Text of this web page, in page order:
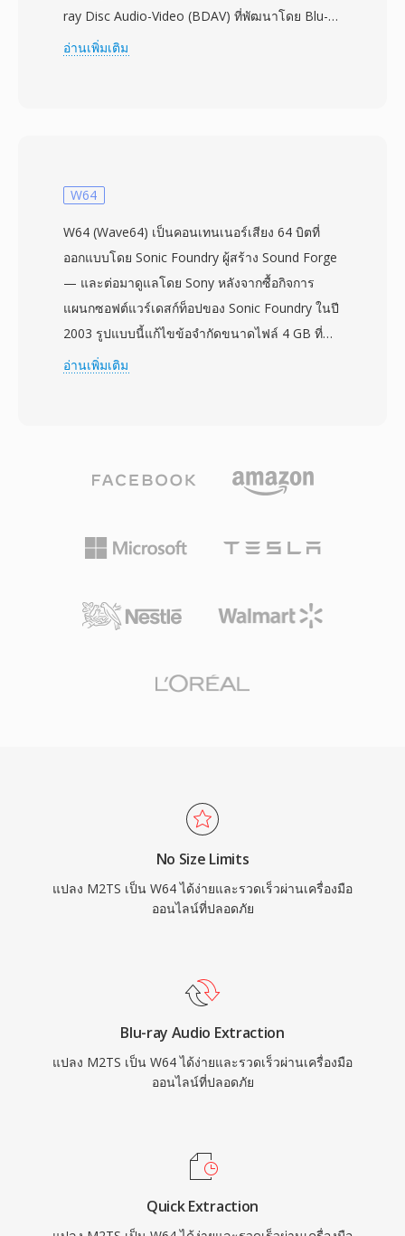
ray Disc Audio-Video (BDAV) ที่พัฒนาโดย Blu-
ray Disc Association โดยผลิตภัณฑ์ Blu-ray เชิง
คืนข้อผิดพลาดได้ดีขึ้นระหว่างการเล่นจากแผ่น
ซิงโครไนซ์เมื่อต้องจัดการกับความเร็วในการอ่านที่
ผันแปรซึ่งเป็นลักษณะเฉพาะของสื่อแบบแผ่น
M2TS รองรับตัวแปลงสัญญาณวิดีโอหลักของ Blu-
ray ได้แก่ H.264/AVC, MPEG-2 และ VC-1 ควบคู่
กับรูปแบบเสียง เช่น Dolby TrueHD, DTS-HD
Master Audio และ LPCM สำหรับเสียงเซอร์ราวด์
และขั้นตอนการผลิตวิดีโอ ไฟล์ M2TS รักษาตัวบ่งชี้
บท สตรีมคำบรรยาย และข้อมูลเมนูแบบโต้ตอบ
น่าเชื่อถือและการรองรับตัวแปลงสัญญาณคุณภาพ
เนื้อหาความละเอียดสูงที่ต้องการรักษาคุณภาพ
ต้นฉบับอย่างครบถ้วน
อ่านเพิ่มเติม
W64
W64 (Wave64) เป็นคอนเทนเนอร์เสียง 64 บิตที่
ออกแบบโดย Sonic Foundry ผู้สร้าง Sound Forge
— และต่อมาดูแลโดย Sony หลังจากซื้อกิจการ
แผนกซอฟต์แวร์เดสก์ท็อปของ Sonic Foundry ในปี
2003 รูปแบบนี้แก้ไขข้อจำกัดขนาดไฟล์ 4 GB ที่
กำหนดโดยข้อกำหนด RIFF/WAV 32 บิตของ
แทนโค้ดสี่อักขระ การเปลี่ยนแปลงโครงสร้างนี้
ข้อจำกัดการจัดเก็บในทางปฏิบัติทั้งหมด รูปแบบนี้
รองรับอัตราสุ่มตัวอย่าง ความลึกบิต และการ
สำหรับการทำเพลงประกอบภาพยนตร์ การบันทึก
ดิจิทัลระดับมืออาชีพอื่นๆ รองรับ W64 โดยตรง
ด้านขนาดที่น่าหงุดหงิด
อ่านเพิ่มเติม
No Size Limits
แปลง M2TS เป็น W64 ได้ง่ายและรวดเร็วผ่านเครื่องมือ
ออนไลน์ที่ปลอดภัย
Blu-ray Audio Extraction
แปลง M2TS เป็น W64 ได้ง่ายและรวดเร็วผ่านเครื่องมือ
ออนไลน์ที่ปลอดภัย
Quick Extraction